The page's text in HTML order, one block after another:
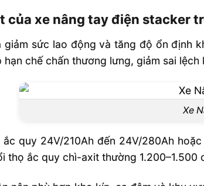
của xe nâng tay điện stacker
giảm sức lao động và tăng độ ổn định
chế chấn thương lưng, giảm sai
Xe
quy 24V/210Ah đến 24V/280Ah
thọ ắc quy chì-axit thường